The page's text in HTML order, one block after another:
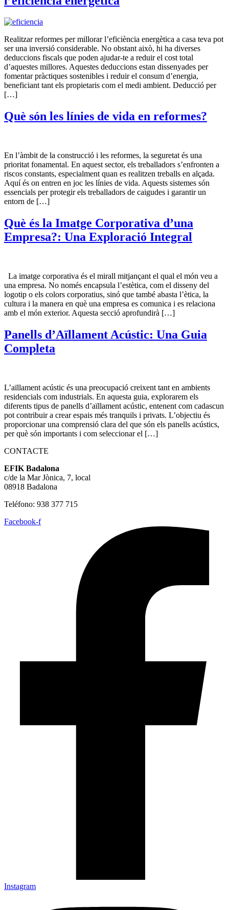
Realitzar reformes per millorar l’eficiència energètica a casa teva pot
ser una inversió considerable. No obstant això, hi ha diverses
deduccions fiscals que poden ajudar-te a reduir el cost total
d’aquestes millores. Aquestes deduccions estan dissenyades per
fomentar pràctiques sostenibles i reduir el consum d’energia,
beneficiant tant els propietaris com el medi ambient. Deducció per
[…]
Què són les línies de vida en reformes?
En l’àmbit de la construcció i les reformes, la seguretat és una
prioritat fonamental. En aquest sector, els treballadors s’enfronten a
riscos constants, especialment quan es realitzen treballs en alçada.
Aquí és on entren en joc les línies de vida. Aquests sistemes són
essencials per protegir els treballadors de caigudes i garantir un
entorn de […]
Què és la Imatge Corporativa d’una
Empresa?: Una Exploració Integral
La imatge corporativa és el mirall mitjançant el qual el món veu a
una empresa. No només encapsula l’estètica, com el disseny del
logotip o els colors corporatius, sinó que també abasta l’ètica, la
cultura i la manera en què una empresa es comunica i es relaciona
amb el món exterior. Aquesta secció aprofundirà […]
Panells d’Aïllament Acústic: Una Guia
Completa
L’aïllament acústic és una preocupació creixent tant en ambients
residencials com industrials. En aquesta guia, explorarem els
diferents tipus de panells d’aïllament acústic, entenent com cadascun
pot contribuir a crear espais més tranquils i privats. L’objectiu és
proporcionar una comprensió clara del que són els panells acústics,
per què són importants i com seleccionar el […]
CONTACTE
EFIK Badalona
c/de la Mar Jònica, 7, local
08918 Badalona
Teléfono: 938 377 715
Facebook-f
Instagram